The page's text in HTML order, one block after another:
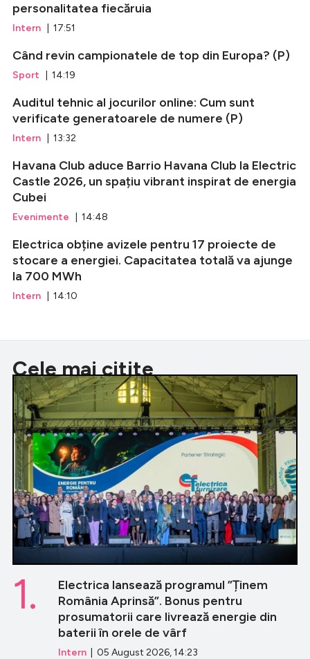
personalitatea fiecăruia
Intern | 17:51
Când revin campionatele de top din Europa? (P)
Sport | 14:19
Auditul tehnic al jocurilor online: Cum sunt
verificate generatoarele de numere (P)
Intern | 13:32
Havana Club aduce Barrio Havana Club la Electric
Castle 2026, un spațiu vibrant inspirat de energia
Cubei
Evenimente | 14:48
Electrica obține avizele pentru 17 proiecte de
stocare a energiei. Capacitatea totală va ajunge
la 700 MWh
Intern | 14:10
Cele mai citite
Electrica lansează programul ”Ținem
România Aprinsă”. Bonus pentru
prosumatorii care livrează energie din
baterii în orele de vârf
Intern | 05 August 2026, 14:23
1.